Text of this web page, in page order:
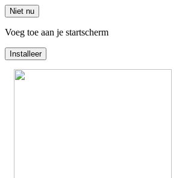
Niet nu
Voeg toe aan je startscherm
Installeer